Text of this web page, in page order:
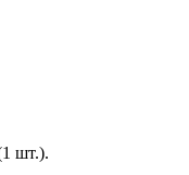
шт.).